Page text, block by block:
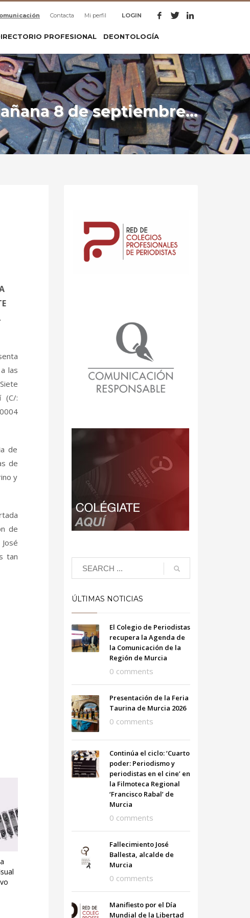
Contacta Mi perfil LOGIN
PROFESIONAL
DEONTOLOGÍA
8 de septiembre…
las
(C/:
de
de
y
de
tan
ÚLTIMAS NOTICIAS
El Colegio de Periodistas
recupera la Agenda de
la Comunicación de la
Región de Murcia
0 comments
Presentación de la Feria
Taurina de Murcia 2026
0 comments
Continúa el ciclo: ‘Cuarto
poder: Periodismo y
periodistas en el cine’ en
la Filmoteca Regional
‘Francisco Rabal’ de
Murcia
0 comments
Fallecimiento José
Ballesta, alcalde de
Murcia
0 comments
Manifiesto por el Día
Mundial de la Libertad